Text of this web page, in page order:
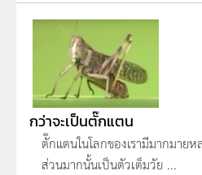
กว่าจะเป็นตั๊กแตน
ตั๊กแตนในโลกของเรามีมากมาย
ส่วนมากนั้นเป็นตัวเต็มวัย ...